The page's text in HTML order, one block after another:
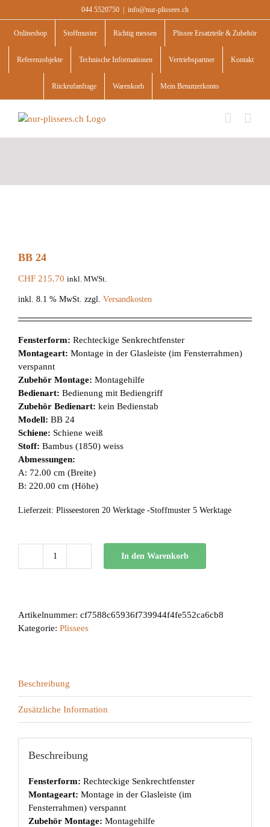
to
content
044 5520750 info@nur-plissees.ch
Onlineshop Stoffmuster Richtig messen Plissee Ersatzteile & Zubehör
Referenzobjekte Technische Informationen Vertriebspartner Kontakt
Rückrufanfrage Warenkorb Mein Benutzerkonto
BB 24
CHF 215.70 inkl. MWSt.
inkl. 8.1 % MwSt. zzgl. Versandkosten
Fensterform: Rechteckige Senkrechtfenster
Montageart: Montage in der Glasleiste (im Fensterrahmen)
verspannt
Zubehör Montage: Montagehilfe
Bedienart: Bedienung mit Bediengriff
Zubehör Bedienart: kein Bedienstab
Modell: BB 24
Schiene: Schiene weiß
Stoff: Bambus (1850) weiss
Abmessungen:
A: 72.00 cm (Breite)
B: 220.00 cm (Höhe)
Lieferzeit: Plisseestoren 20 Werktage -Stoffmuster 5 Werktage
BB
In den Warenkorb
Artikelnummer: cf7588c65936f739944f4fe552ca6cb8
Kategorie: Plissees
Beschreibung
Zusätzliche Information
Beschreibung
Fensterform: Rechteckige Senkrechtfenster
Montageart: Montage in der Glasleiste (im
Fensterrahmen) verspannt
Zubehör Montage: Montagehilfe